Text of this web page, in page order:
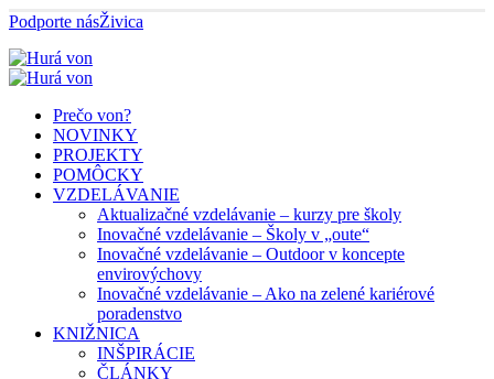
Podporte násŽivica
Prečo von?
NOVINKY
PROJEKTY
POMÔCKY
VZDELÁVANIE
Aktualizačné vzdelávanie – kurzy pre školy
Inovačné vzdelávanie – Školy v „oute“
Inovačné vzdelávanie – Outdoor v koncepte
envirovýchovy
Inovačné vzdelávanie – Ako na zelené kariérové
poradenstvo
KNIŽNICA
INŠPIRÁCIE
ČLÁNKY